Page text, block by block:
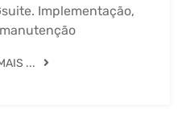
Implementação,
...